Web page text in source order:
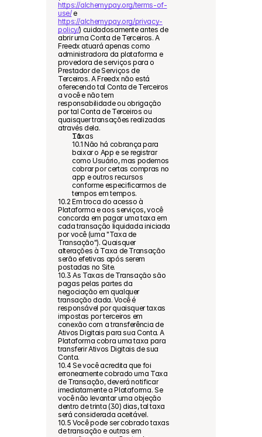
https://alchemypay.org/terms-of-
use/
e
https://alchemypay.org/privacy-
policy/) cuidadosamente antes de
abrir uma Conta de Terceiros. A
Freedx atuará apenas como
administradora da plataforma e
provedora de serviços para o
Prestador de Serviços de
Terceiros. A Freedx não está
oferecendo tal Conta de Terceiros
a você e não tem
responsabilidade ou obrigação
por tal Conta de Terceiros ou
quaisquer transações realizadas
através dela.
Taxas
10.1 Não há cobrança para
baixar o App e se registrar
como Usuário, mas podemos
cobrar por certas compras no
app e outros recursos
conforme especificarmos de
tempos em tempos.
10.2 Em troca do acesso à
Plataforma e aos serviços, você
concorda em pagar uma taxa em
cada transação liquidada iniciada
por você (uma "Taxa de
Transação"). Quaisquer
alterações à Taxa de Transação
serão efetivas após serem
postadas no Site.
10.3 As Taxas de Transação são
pagas pelas partes da
negociação em qualquer
transação dada. Você é
responsável por quaisquer taxas
impostas por terceiros em
conexão com a transferência de
Ativos Digitais para sua Conta. A
Plataforma cobra uma taxa para
transferir Ativos Digitais de sua
Conta.
10.4 Se você acredita que foi
erroneamente cobrado uma Taxa
de Transação, deverá notificar
imediatamente a Plataforma. Se
você não levantar uma objeção
dentro de trinta (30) dias, tal taxa
será considerada aceitável.
10.5 Você pode ser cobrado taxas
de transação e outras em